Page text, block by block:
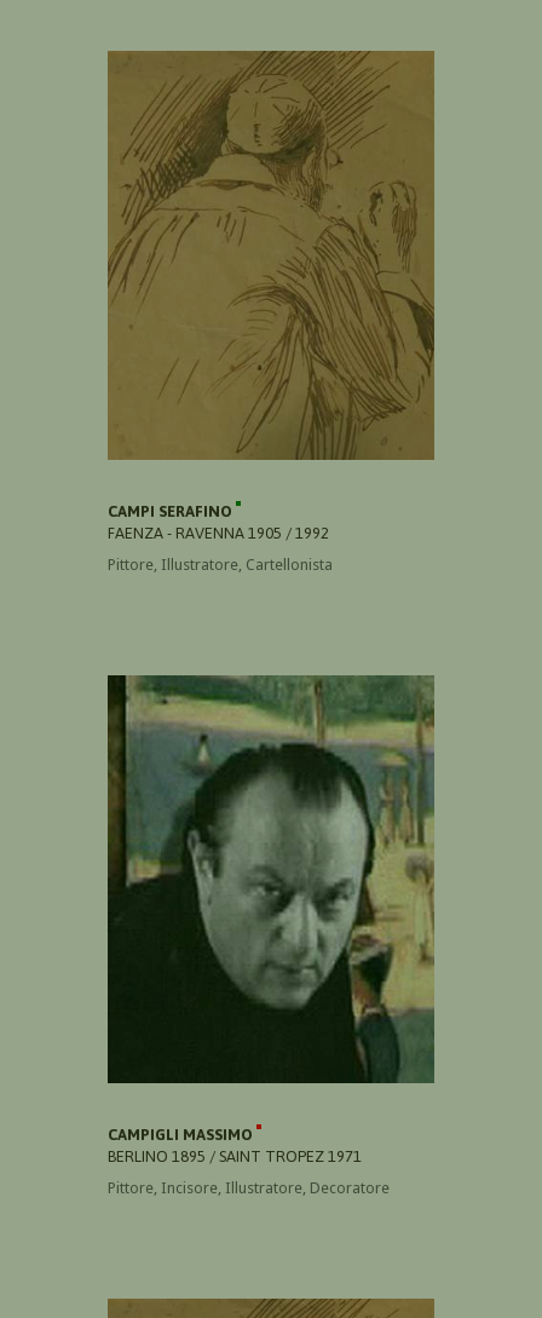
CAMPI SERAFINO
FAENZA - RAVENNA 1905 / 1992
Pittore, Illustratore, Cartellonista
CAMPIGLI MASSIMO
BERLINO 1895 / SAINT TROPEZ 1971
Pittore, Incisore, Illustratore, Decoratore